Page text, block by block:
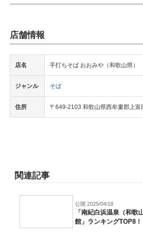
店舗情報
店名 手打ちそば おおみや（和歌山県）
ジャンル そば
住所 〒649-2103 和歌山県西牟婁郡上富
関連記事
公開 2025/04/18
「南紀白浜温泉（和歌
館」ランキングTOP8